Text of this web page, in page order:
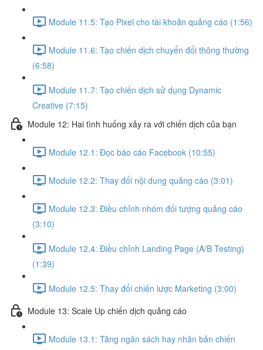
Module 11.5: Tạo Pixel cho tài khoản quảng cáo (1:56)
Module 11.6: Tạo chiến dịch chuyển đổi thông thường
(6:58)
Module 11.7: Tạo chiến dịch sử dụng Dynamic
Creative (7:15)
Module 12: Hai tình huống xảy ra với chiến dịch của bạn
Module 12.1: Đọc báo cáo Facebook (10:55)
Module 12.2: Thay đổi nội dung quảng cáo (3:01)
Module 12.3: Điều chỉnh nhóm đối tượng quảng cáo
(3:10)
Module 12.4: Điều chỉnh Landing Page (A/B Testing)
(1:39)
Module 12.5: Thay đổi chiến lược Marketing (3:00)
Module 13: Scale Up chiến dịch quảng cáo
Module 13.1: Tăng ngân sách hay nhân bản chiến